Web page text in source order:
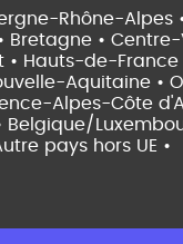
Rhône-Alpes
Bretagne • Centre-
• Hauts-de-France
Aquitaine •
Alpes-Côte
Belgique/
pays hors UE •